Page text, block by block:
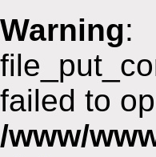
Warning:
failed to
/www/